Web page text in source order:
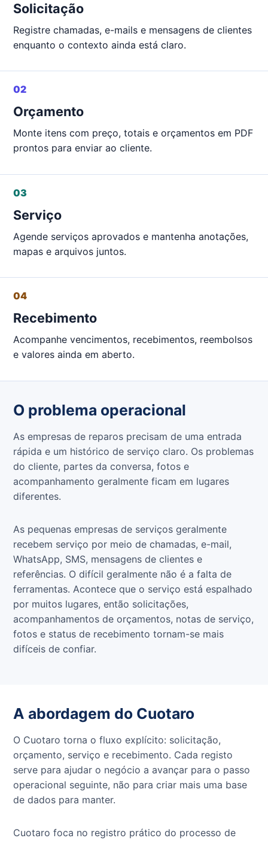
Solicitação
Registre chamadas, e-mails e mensagens de clientes
enquanto o contexto ainda está claro.
02
Orçamento
Monte itens com preço, totais e orçamentos em PDF
prontos para enviar ao cliente.
03
Serviço
Agende serviços aprovados e mantenha anotações,
mapas e arquivos juntos.
04
Recebimento
Acompanhe vencimentos, recebimentos, reembolsos
e valores ainda em aberto.
O problema operacional
As empresas de reparos precisam de uma entrada
rápida e um histórico de serviço claro. Os problemas
do cliente, partes da conversa, fotos e
acompanhamento geralmente ficam em lugares
diferentes.
As pequenas empresas de serviços geralmente
recebem serviço por meio de chamadas, e-mail,
WhatsApp, SMS, mensagens de clientes e
referências. O difícil geralmente não é a falta de
ferramentas. Acontece que o serviço está espalhado
por muitos lugares, então solicitações,
acompanhamentos de orçamentos, notas de serviço,
fotos e status de recebimento tornam-se mais
difíceis de confiar.
A abordagem do Cuotaro
O Cuotaro torna o fluxo explícito: solicitação,
orçamento, serviço e recebimento. Cada registo
serve para ajudar o negócio a avançar para o passo
operacional seguinte, não para criar mais uma base
de dados para manter.
Cuotaro foca no registro prático do processo de